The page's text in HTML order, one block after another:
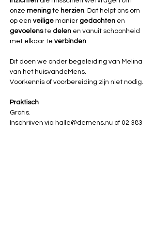
onze mening te herzien. Dat helpt ons om
op een veilige manier gedachten en
gevoelens te delen en vanuit schoonheid
met elkaar te verbinden.
Dit doen we onder begeleiding van Melina
van het huisvandeMens.
Voorkennis of voorbereiding zijn niet nodig.
Praktisch
Gratis.
Inschrijven via halle@demens.nu of 02 383